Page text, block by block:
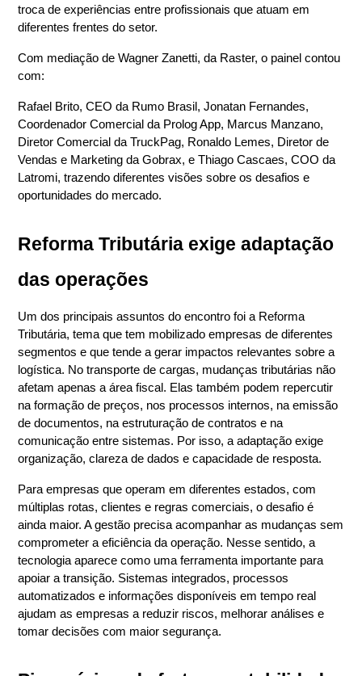
troca de experiências entre profissionais que atuam em
diferentes frentes do setor.
Com mediação de Wagner Zanetti, da Raster, o painel contou
com:
Rafael Brito, CEO da Rumo Brasil, Jonatan Fernandes,
Coordenador Comercial da Prolog App, Marcus Manzano,
Diretor Comercial da TruckPag, Ronaldo Lemes, Diretor de
Vendas e Marketing da Gobrax, e Thiago Cascaes, COO da
Latromi, trazendo diferentes visões sobre os desafios e
oportunidades do mercado.
Reforma Tributária exige adaptação
das operações
Um dos principais assuntos do encontro foi a Reforma
Tributária, tema que tem mobilizado empresas de diferentes
segmentos e que tende a gerar impactos relevantes sobre a
logística. No transporte de cargas, mudanças tributárias não
afetam apenas a área fiscal. Elas também podem repercutir
na formação de preços, nos processos internos, na emissão
de documentos, na estruturação de contratos e na
comunicação entre sistemas. Por isso, a adaptação exige
organização, clareza de dados e capacidade de resposta.
Para empresas que operam em diferentes estados, com
múltiplas rotas, clientes e regras comerciais, o desafio é
ainda maior. A gestão precisa acompanhar as mudanças sem
comprometer a eficiência da operação. Nesse sentido, a
tecnologia aparece como uma ferramenta importante para
apoiar a transição. Sistemas integrados, processos
automatizados e informações disponíveis em tempo real
ajudam as empresas a reduzir riscos, melhorar análises e
tomar decisões com maior segurança.